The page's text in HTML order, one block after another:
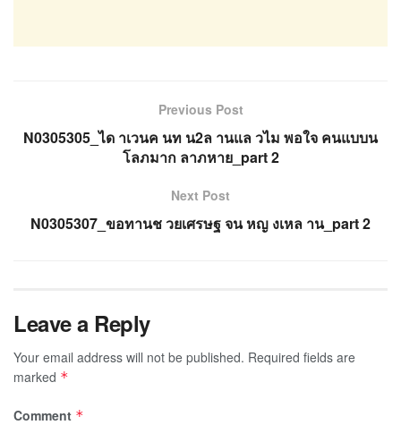
Previous Post
N0305305_ได าเวนค นท น2ล านแล วไม พอใจ คนแบบน
โลภมาก ลาภหาย_part 2
Next Post
N0305307_ขอทานช วยเศรษฐ จน หญ งเหล าน_part 2
Leave a Reply
Your email address will not be published. Required fields are
marked *
Comment *